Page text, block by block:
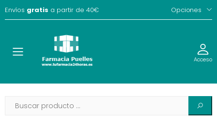
Envíos gratis a partir de 40€ Opciones
Toggle Acceso